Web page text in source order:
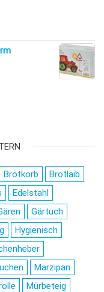
Brotkorb
Brotlaib
Edelstahl
Gärtuch
Hygienisch
Marzipan
Mürbeteig